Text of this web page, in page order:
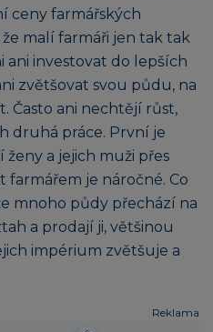
ceny farmářských
malí farmáři jen tak tak
ani investovat do lepších
zvětšovat svou půdu, na
Často ani nechtějí růst,
druhá práce. První je
ženy a jejich muži přes
farmářem je náročné. Co
mnoho půdy přechází na
a prodají ji, většinou
impérium zvětšuje a
Reklama